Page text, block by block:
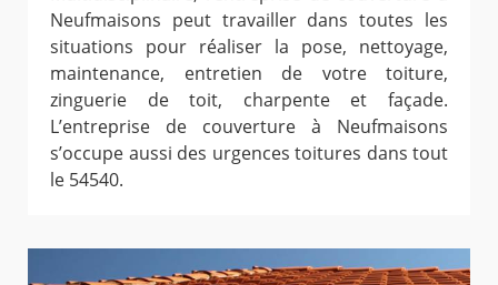
Neufmaisons peut travailler dans toutes les
situations pour réaliser la pose, nettoyage,
maintenance, entretien de votre toiture,
zinguerie de toit, charpente et façade.
L’entreprise de couverture à Neufmaisons
s’occupe aussi des urgences toitures dans tout
le 54540.